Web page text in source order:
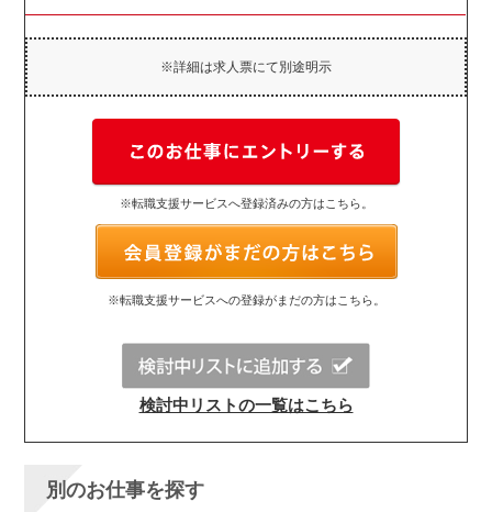
※詳細は求人票にて別途明示
※転職支援サービスへ登録済みの方はこちら。
※転職支援サービスへの登録がまだの方はこちら。
検討中リストの一覧はこちら
別のお仕事を探す